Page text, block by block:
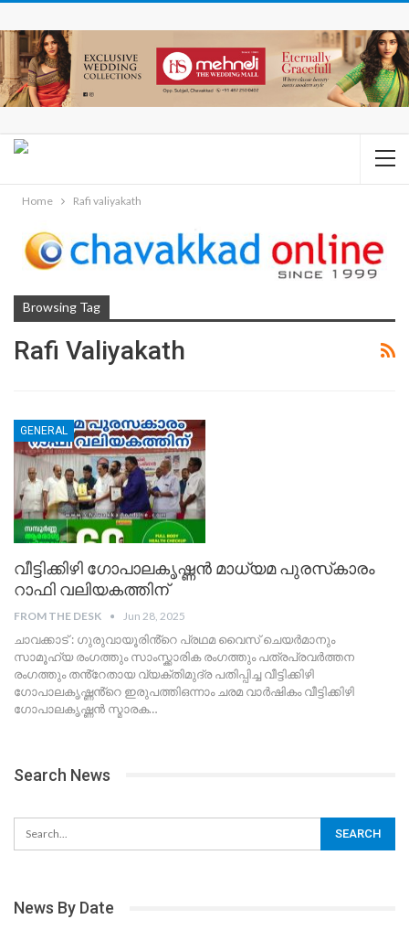
Home Rafi valiyakath
Browsing Tag
Rafi Valiyakath
GENERAL
വീട്ടിക്കിഴി ഗോപാലകൃഷ്ണൻ മാധ്യമ പുരസ്‌കാരം
റാഫി വലിയകത്തിന്
FROM THE DESK Jun 28, 2025
ചാവക്കാട് : ഗുരുവായൂരിൻ്റെ പ്രഥമ വൈസ് ചെയർമാനും
സാമൂഹ്യ രംഗത്തും സാംസ്ക്കാരിക രംഗത്തും പത്രപ്രവർത്തന
രംഗത്തും തൻ്റേതായ വ്യക്തിമുദ്ര പതിപ്പിച്ച വീട്ടിക്കിഴി
ഗോപാലകൃഷ്ണൻ്റെ ഇരുപത്തിഒന്നാം ചരമ വാർഷികം വീട്ടിക്കിഴി
ഗോപാലകൃഷ്ണൻ സ്മാരക…
Search News
News By Date